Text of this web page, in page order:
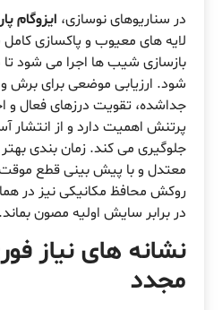
در سناریوهای نوسازی، ایزوگام
لایه های معیوب و پاکسازی
بازسازی شیب ها اجرا می شود
شود. ارزیابی موضعی برای
جداشده، تقویت درزهای فعال و
پرتنش اهمیت دارد و از انتشار
جلوگیری می کند. زمان بندی
معتدل و با پیش بینی قطع موقت
روکش محافظ مکانیکی نیز در
در برابر سایش اولیه مصون بماند.
نشانه های نیاز
مجدد